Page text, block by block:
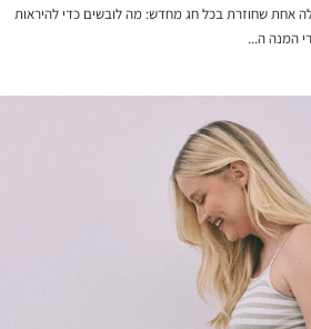
אחת שחוזרת בכל חג מחדש: מה לובשים כדי להיראות
המנה ה...